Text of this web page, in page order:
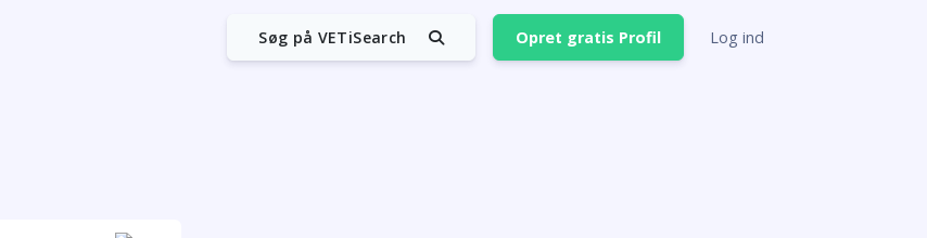
Søg på VETiSearch Opret gratis Profil Log ind